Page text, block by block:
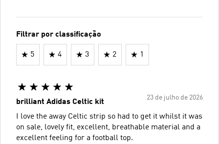
Filtrar por classificação
5 4 3 2 1
23 de julho de 2026
brilliant Adidas Celtic kit
I love the away Celtic strip so had to get it whilst it was
on sale, lovely fit, excellent, breathable material and a
excellent feeling for a football top.